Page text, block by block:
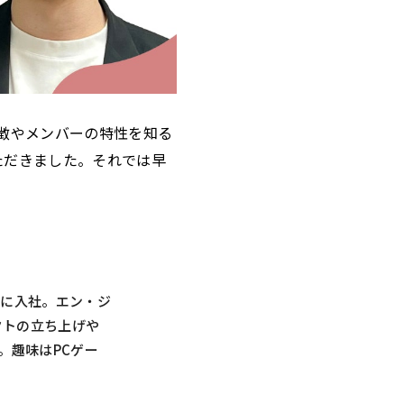
やメンバーの特性を知る
きました。それでは早
入社。エン・ジ
の立ち上げや
趣味はPCゲー